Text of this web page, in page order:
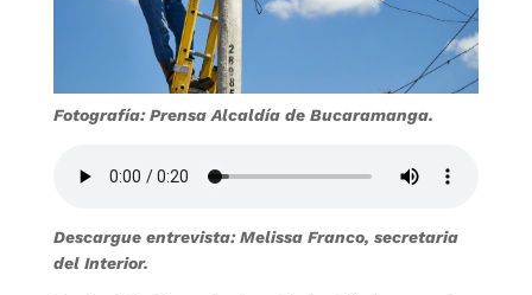
Fotografía: Prensa Alcaldía de Bucaramanga.
Descargue entrevista: Melissa Franco, secretaria
del Interior.